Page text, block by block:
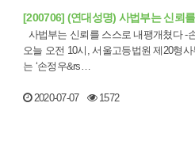
[200706] (연대성명) 사법부는 신뢰
오늘 오전 10시, 서울고등법원 제20형
는 ‘손정우&rs…
2020-07-07 1572